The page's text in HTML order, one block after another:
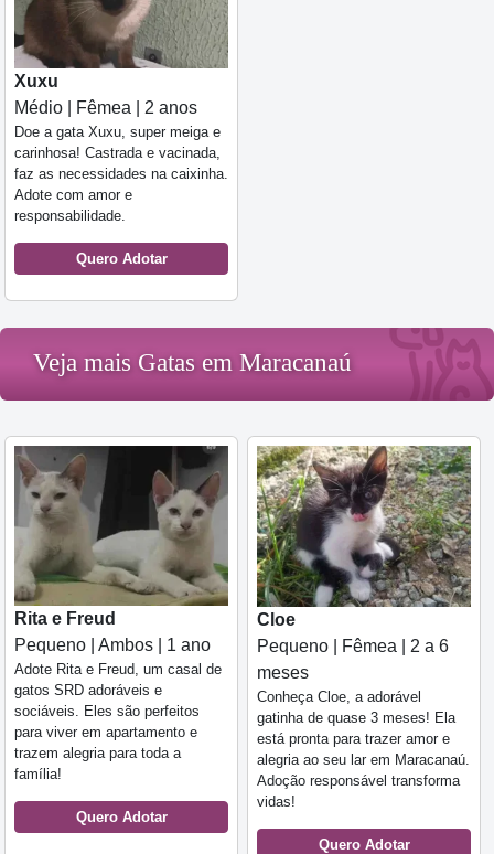
Xuxu
Médio | Fêmea | 2 anos
Doe a gata Xuxu, super meiga e
carinhosa! Castrada e vacinada,
faz as necessidades na caixinha.
Adote com amor e
responsabilidade.
Quero Adotar
Veja mais Gatas em Maracanaú
Rita e Freud
Pequeno | Ambos | 1 ano
Adote Rita e Freud, um casal de
gatos SRD adoráveis e
sociáveis. Eles são perfeitos
para viver em apartamento e
trazem alegria para toda a
família!
Quero Adotar
Cloe
Pequeno | Fêmea | 2 a 6
meses
Conheça Cloe, a adorável
gatinha de quase 3 meses! Ela
está pronta para trazer amor e
alegria ao seu lar em Maracanaú.
Adoção responsável transforma
vidas!
Quero Adotar